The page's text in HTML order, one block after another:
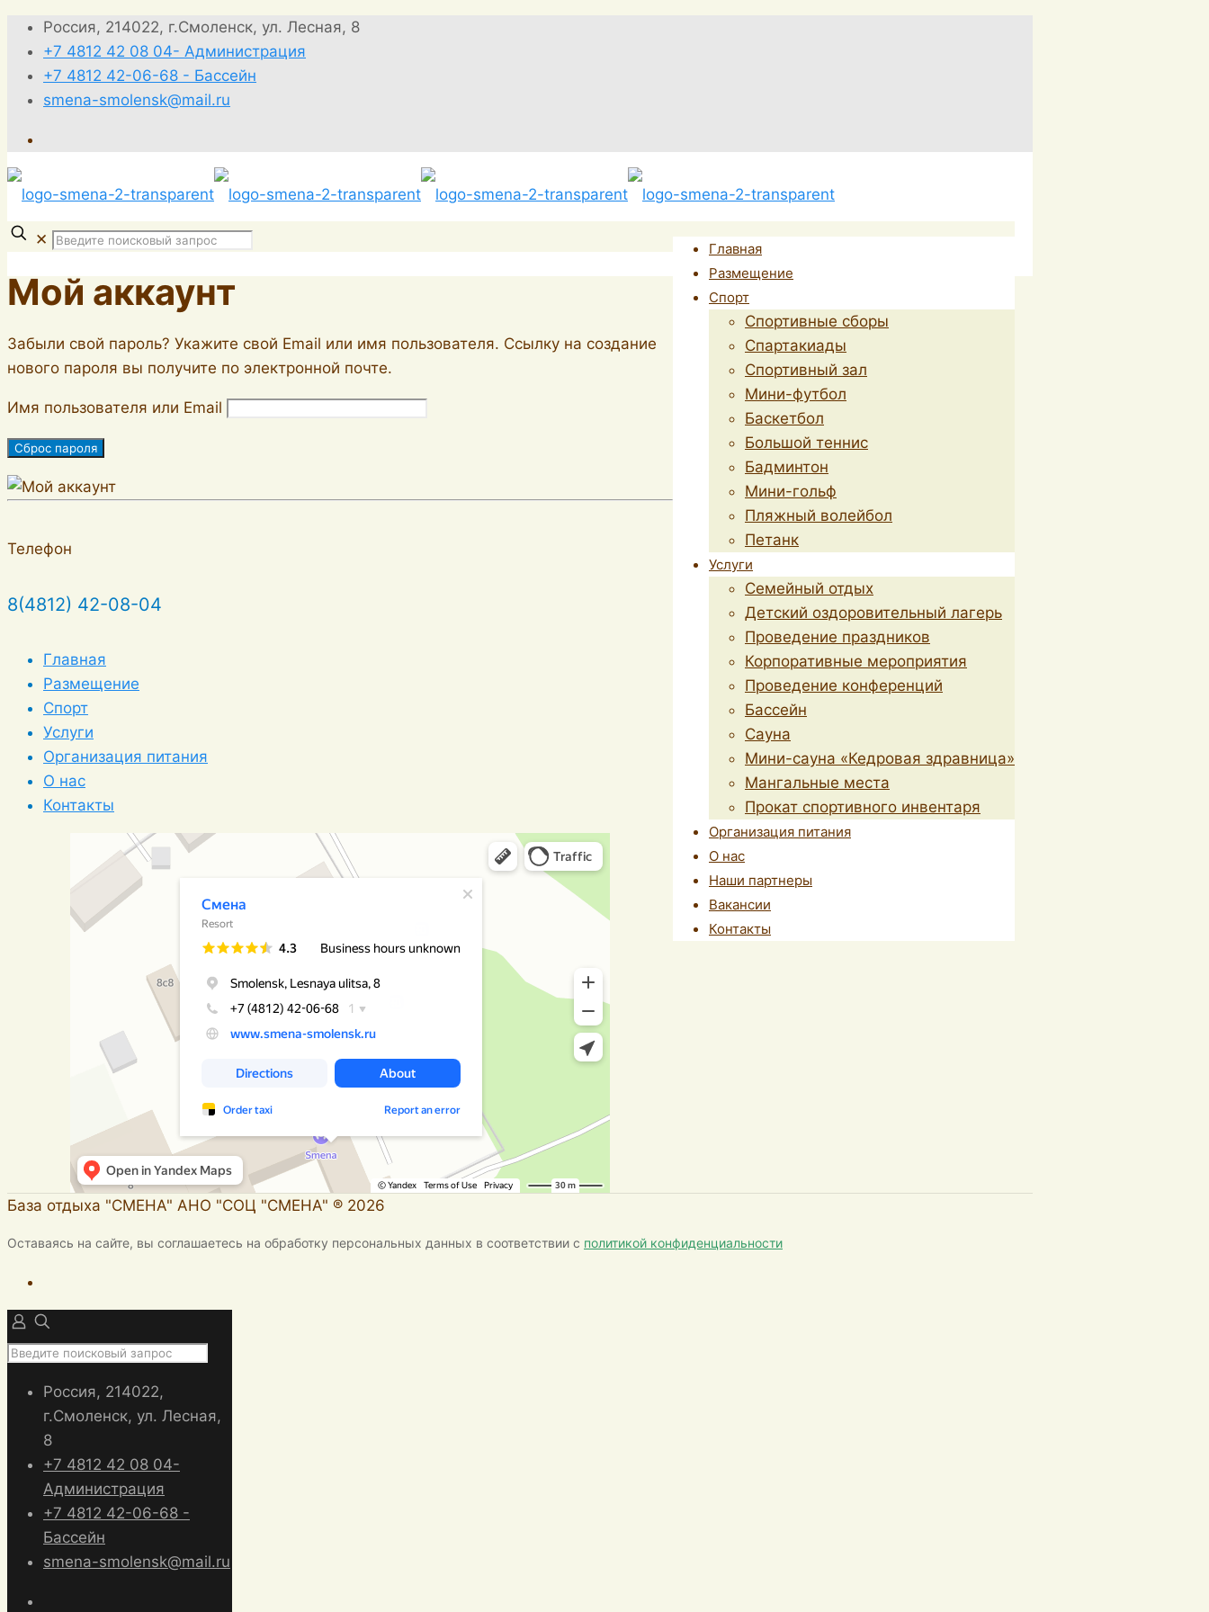
Россия, 214022, г.Смоленск, ул. Лесная, 8
+7 4812 42 08 04- Администрация
+7 4812 42-06-68 - Бассейн
smena-smolensk@mail.ru
Главная
Размещение
Спорт
Спортивные сборы
Спартакиады
Спортивный зал
Мини-футбол
Баскетбол
Большой теннис
Бадминтон
Мини-гольф
Пляжный волейбол
Петанк
Услуги
Семейный отдых
Детский оздоровительный лагерь
Проведение праздников
Корпоративные мероприятия
Проведение конференций
Бассейн
Сауна
Мини-сауна «Кедровая здравница»
Мангальные места
Прокат спортивного инвентаря
Организация питания
О нас
Наши партнеры
Вакансии
Контакты
✕
Мой аккаунт
Забыли свой пароль? Укажите свой Email или имя пользователя. Ссылку на создание
нового пароля вы получите по электронной почте.
Имя пользователя или Email
Сброс пароля
Телефон
8(4812) 42-08-04
Главная
Размещение
Спорт
Услуги
Организация питания
О нас
Контакты
База отдыха "СМЕНА" АНО "СОЦ "СМЕНА" ® 2026
Оставаясь на сайте, вы соглашаетесь на обработку персональных данных в соответствии с политикой конфиденциальности
Россия, 214022,
г.Смоленск, ул. Лесная,
8
+7 4812 42 08 04-
Администрация
+7 4812 42-06-68 -
Бассейн
smena-smolensk@mail.ru